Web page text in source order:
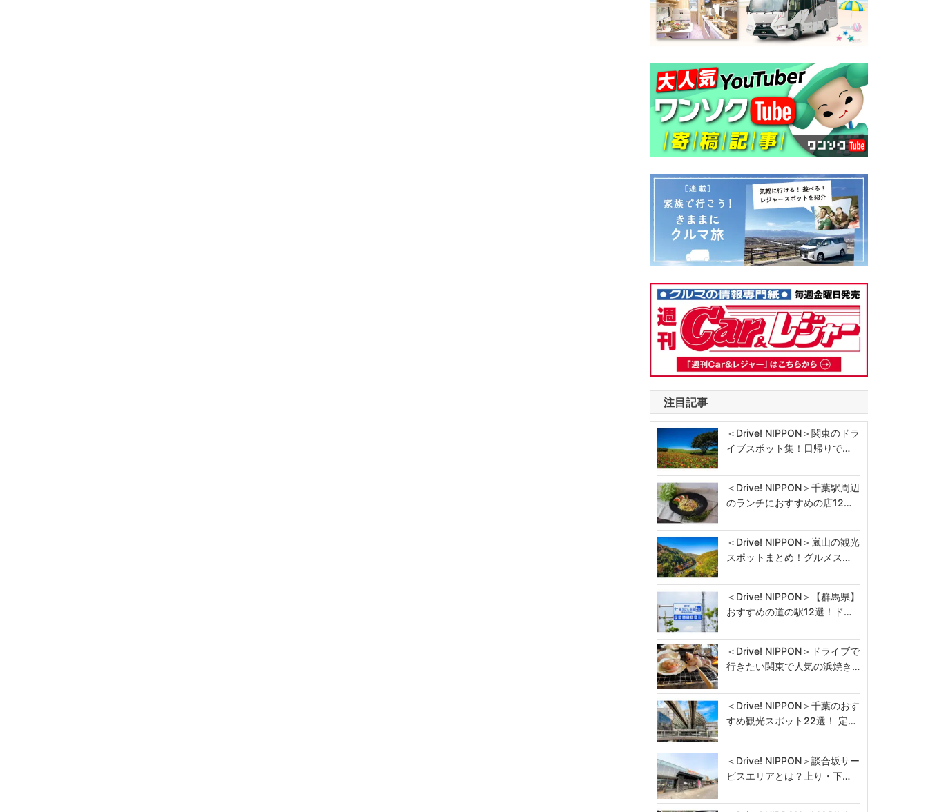
注目記事
＜Drive! NIPPON＞関東のドラ
イブスポット集！日帰りで…
＜Drive! NIPPON＞千葉駅周辺
のランチにおすすめの店12…
＜Drive! NIPPON＞嵐山の観光
スポットまとめ！グルメス…
＜Drive! NIPPON＞【群馬県】
おすすめの道の駅12選！ド…
＜Drive! NIPPON＞ドライブで
行きたい関東で人気の浜焼き…
＜Drive! NIPPON＞千葉のおす
すめ観光スポット22選！ 定…
＜Drive! NIPPON＞談合坂サー
ビスエリアとは？上り・下…